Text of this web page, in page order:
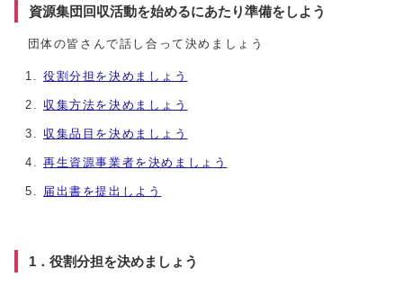
資源集団回収活動を始めるにあたり準備をしよう
団体の皆さんで話し合って決めましょう
役割分担を決めましょう
収集方法を決めましょう
収集品目を決めましょう
再生資源事業者を決めましょう
届出書を提出しよう
1．役割分担を決めましょう